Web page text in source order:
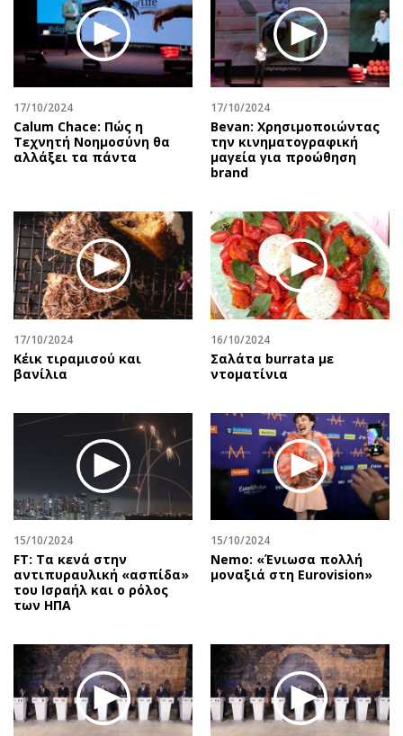
17/10/2024
Calum Chace: Πώς η
Τεχνητή Νοημοσύνη θα
αλλάξει τα πάντα
17/10/2024
Bevan: Χρησιμοποιώντας
την κινηματογραφική
μαγεία για προώθηση
brand
17/10/2024
Κέικ τιραμισού και
βανίλια
16/10/2024
Σαλάτα burrata με
ντοματίνια
15/10/2024
FT: Tα κενά στην
αντιπυραυλική «ασπίδα»
του Ισραήλ και ο ρόλος
των ΗΠΑ
15/10/2024
Nemo: «Ένιωσα πολλή
μοναξιά στη Eurovision»